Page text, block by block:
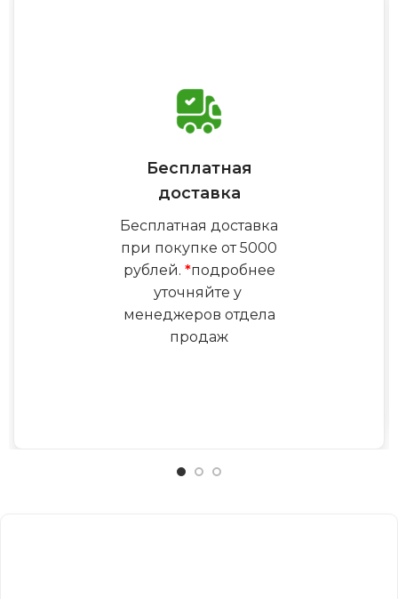
Бесплатная
доставка
Бесплатная доставка
при покупке от 5000
рублей. *подробнее
уточняйте у
менеджеров отдела
продаж